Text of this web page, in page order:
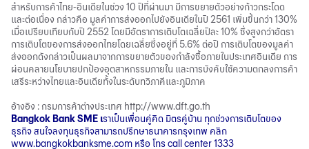
สำหรับการค้าไทย-อินเดียในช่วง 10 ปีที่ผ่านมา มีการขยายตัวอย่างก้าวกระโดด
และต่อเนื่อง กล่าวคือ มูลค่าการส่งออกไปยังอินเดียในปี 2561 เพิ่มขึ้นกว่า 130%
เมื่อเปรียบเทียบกับปี 2552 โดยมีอัตราการเติบโตเฉลี่ยปีละ 10% ซึ่งสูงกว่าอัตรา
การเติบโตของการส่งออกไทยโดยเฉลี่ยซึ่งอยู่ที่ 5.6% ต่อปี การเติบโตของมูลค่า
ส่งออกดังกล่าวเป็นผลมาจากการขยายตัวของกำลังซื้อภายในประเทศอินเดีย การ
ผ่อนคลายนโยบายปกป้องอุตสาหกรรมภายใน และการบังคับใช้ความตกลงการค้า
เสรีระหว่างไทยและอินเดียทั้งในระดับทวิภาคีและภูมิภาค
อ้างอิง : กรมการค้าต่างประเทศ http://www.dft.go.th
Bangkok Bank SME เราเป็นเพื่อนคู่คิด มิตรคู่บ้าน ทุกช่วงการเติบโตของ
ธุรกิจ สนใจลงทุนธุรกิจสามารถปรึกษาธนาคารกรุงเทพ คลิก
www.bangkokbanksme.com หรือ โทร call center 1333